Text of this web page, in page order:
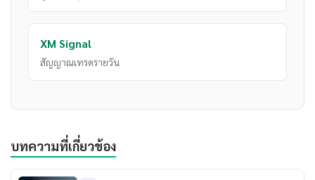
XM Signal
สัญญาณเทรดรายวัน
บทความที่เกี่ยวข้อง